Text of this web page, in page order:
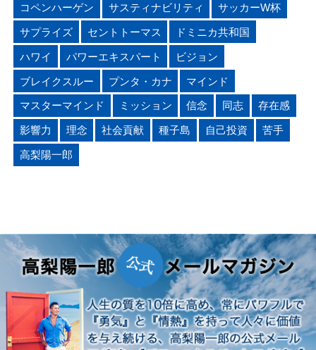
コペンハーゲン サスティナビリティ サッカーW杯
サプライズ セントトーマス ドミニカ共和国
ハワイ パワーエキスパート ビジョン
ブレイクスルー プンタ・カナ マインド
マスターマインド ミッション 信念 同志 存在感
影響力 理念 社会貢献 種子島 自己投資 苦手
高梨陽一郎